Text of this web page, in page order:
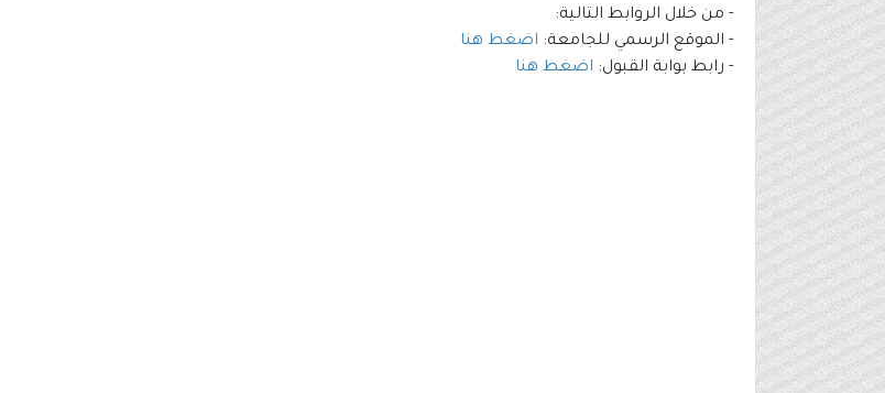
- من خلال الروابط التالية:
- الموقع الرسمي للجامعة: اضغط هنا
- رابط بوابة القبول: اضغط هنا